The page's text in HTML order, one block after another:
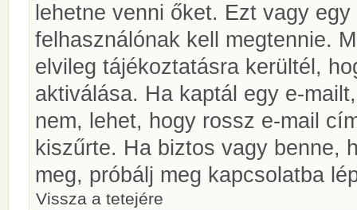
lehetne venni őket. Ezt vagy
felhasználónak kell megtennie.
elvileg tájékoztatásra kerültél,
aktiválása. Ha kaptál egy e-
nem, lehet, hogy rossz e-mail
kiszűrte. Ha biztos vagy benne,
meg, próbálj meg kapcsolatba
Vissza a tetejére